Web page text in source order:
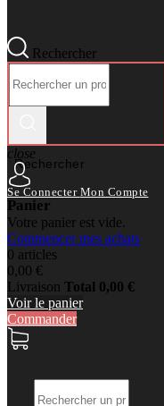
Rechercher
Rechercher
close
Se Connecter Mon Compte
Panier
Votre panier est vide.
Commencer mes achats
0 articles
0,00 €
Livraison Total 0,00 €
Voir le panier
Commander